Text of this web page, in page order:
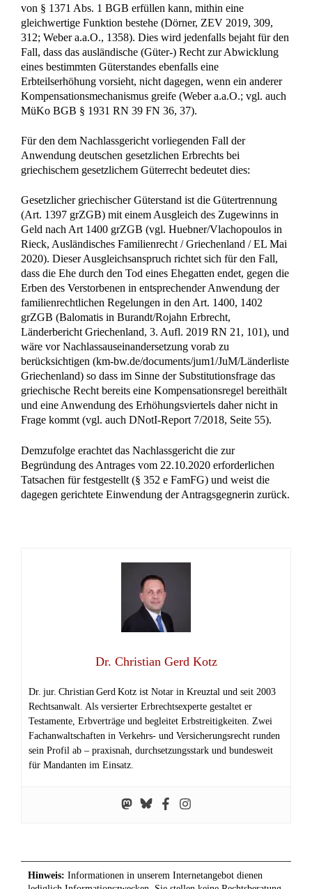
von § 1371 Abs. 1 BGB erfüllen kann, mithin eine
gleichwertige Funktion bestehe (Dörner, ZEV 2019, 309,
312; Weber a.a.O., 1358). Dies wird jedenfalls bejaht für den
Fall, dass das ausländische (Güter-) Recht zur Abwicklung
eines bestimmten Güterstandes ebenfalls eine
Erbteilserhöhung vorsieht, nicht dagegen, wenn ein anderer
Kompensationsmechanismus greife (Weber a.a.O.; vgl. auch
MüKo BGB § 1931 RN 39 FN 36, 37).
Für den dem Nachlassgericht vorliegenden Fall der
Anwendung deutschen gesetzlichen Erbrechts bei
griechischem gesetzlichem Güterrecht bedeutet dies:
Gesetzlicher griechischer Güterstand ist die Gütertrennung
(Art. 1397 grZGB) mit einem Ausgleich des Zugewinns in
Geld nach Art 1400 grZGB (vgl. Huebner/Vlachopoulos in
Rieck, Ausländisches Familienrecht / Griechenland / EL Mai
2020). Dieser Ausgleichsanspruch richtet sich für den Fall,
dass die Ehe durch den Tod eines Ehegatten endet, gegen die
Erben des Verstorbenen in entsprechender Anwendung der
familienrechtlichen Regelungen in den Art. 1400, 1402
grZGB (Balomatis in Burandt/Rojahn Erbrecht,
Länderbericht Griechenland, 3. Aufl. 2019 RN 21, 101), und
wäre vor Nachlassauseinandersetzung vorab zu
berücksichtigen (km-bw.de/documents/jum1/JuM/Länderliste
Griechenland) so dass im Sinne der Substitutionsfrage das
griechische Recht bereits eine Kompensationsregel bereithält
und eine Anwendung des Erhöhungsviertels daher nicht in
Frage kommt (vgl. auch DNotI-Report 7/2018, Seite 55).
Demzufolge erachtet das Nachlassgericht die zur
Begründung des Antrages vom 22.10.2020 erforderlichen
Tatsachen für festgestellt (§ 352 e FamFG) und weist die
dagegen gerichtete Einwendung der Antragsgegnerin zurück.
Dr. Christian Gerd Kotz
Dr. jur. Christian Gerd Kotz ist Notar in Kreuztal und seit 2003
Rechtsanwalt. Als versierter Erbrechtsexperte gestaltet er
Testamente, Erbverträge und begleitet Erbstreitigkeiten. Zwei
Fachanwaltschaften in Verkehrs‑ und Versicherungsrecht runden
sein Profil ab – praxisnah, durchsetzungsstark und bundesweit
für Mandanten im Einsatz.
Hinweis: Informationen in unserem Internetangebot dienen